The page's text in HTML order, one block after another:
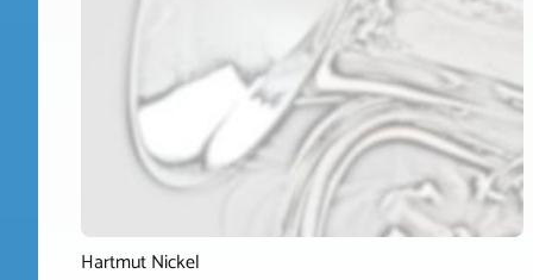
Hartmut Nickel